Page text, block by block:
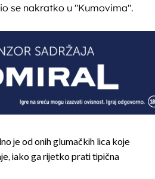
se nakratko u "Kumovima".
je od onih glumačkih lica koje
iako ga rijetko prati tipična